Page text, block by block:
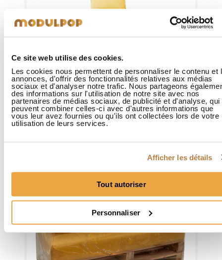
Ce site web utilise des cookies.
Les cookies nous permettent de personnaliser le contenu et
annonces, d'offrir des fonctionnalités relatives aux médias
sociaux et d'analyser notre trafic. Nous partageons
des informations sur l'utilisation de notre site avec nos
partenaires de médias sociaux, de publicité et d'analyse, qui
peuvent combiner celles-ci avec d'autres informations que
vous leur avez fournies ou qu'ils ont collectées lors de votre
utilisation de leurs services.
Afficher les détails
Tout autoriser
Personnaliser
Fauteuil palette 1 place sans
accoudoir
249,00 €